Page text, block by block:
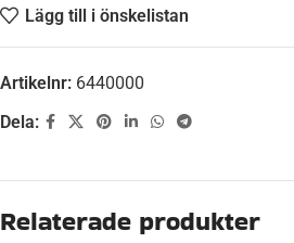
Lägg till i önskelistan
Artikelnr: 6440000
Dela:
Beskrivning